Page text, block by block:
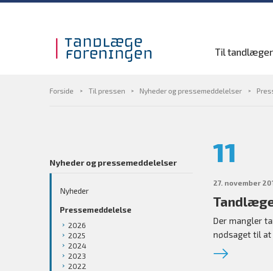
Til tandlæger
Forside Til pressen Nyheder og pressemeddelelser
Nyheder og pressemeddelelser
Nyheder
Pressemeddelelse
2026
2025
2024
2023
2022
11
27. november
Der mangler
nødsaget til at